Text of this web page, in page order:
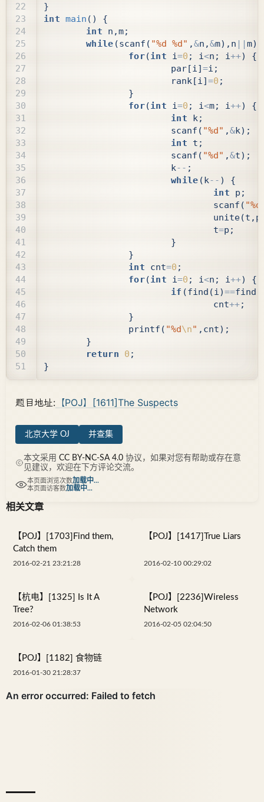
34
44
}
int main ()
{
int
n ,m;
while (scanf ( "%d %d" ,&n ,&m), n || m)
for(int i=0 ; i<n ; i++)
{
par[i]=i ;
rank[i]=0 ;
}
for(int i=0 ; i<m; i++)
{
int
k;
scanf ( "%d" ,&k);
int
t ;
scanf ( "%d" ,&t);
k-- ;
while (k-- )
{
int
p ;
scanf (
unite(t , p
t=p ;
}
}
int
cnt=0 ;
for(int i=0 ; i<n ; i++)
{
if (find (i)==find
cnt++;
}
printf ( "%d\n" , cnt);
}
return
0 ;
}
题目地址: 【POJ】[1611]The Suspects
北京大学 OJ 并查集
本文采用 CC BY-NC-SA 4.0协议，如果对您有帮助或存在意
见建议，欢迎在下方评论交流。
本页面浏览次数加载中...
本页面访客数加载中...
相关文章
【POJ】[1703]Find them,
Catch them
2016-02-21 23:21:28
【POJ】[1417]True Liars
2016-02-10 00:29:02
【杭电】[1325] Is It A
Tree?
2016-02-06 01:38:53
【POJ】[2236]Wireless
Network
2016-02-05 02:04:50
【POJ】[1182] 食物链
2016-01-30 21:28:37